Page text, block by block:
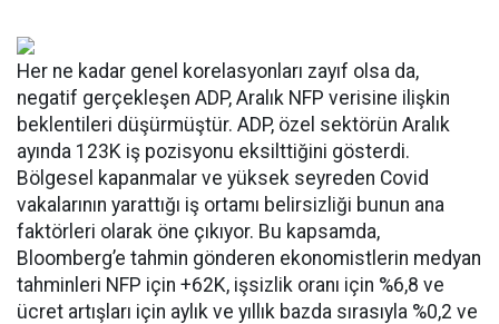
Her ne kadar genel korelasyonları zayıf olsa da,
negatif gerçekleşen ADP, Aralık NFP verisine ilişkin
beklentileri düşürmüştür. ADP, özel sektörün Aralık
ayında 123K iş pozisyonu eksilttiğini gösterdi.
Bölgesel kapanmalar ve yüksek seyreden Covid
vakalarının yarattığı iş ortamı belirsizliği bunun ana
faktörleri olarak öne çıkıyor. Bu kapsamda,
Bloomberg’e tahmin gönderen ekonomistlerin medyan
tahminleri NFP için +62K, işsizlik oranı için %6,8 ve
ücret artışları için aylık ve yıllık bazda sırasıyla %0,2 ve